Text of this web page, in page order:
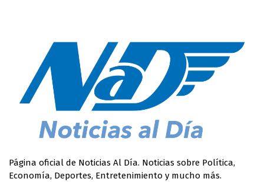
Página oficial de Noticias Al Día. Noticias sobre Política,
Economía, Deportes, Entretenimiento y mucho más.